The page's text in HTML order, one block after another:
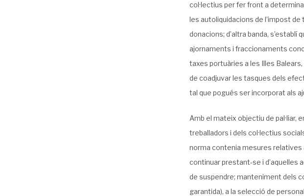
col·lectius per fer front a
les autoliquidacions de l’impost
donacions; d’altra banda,
ajornaments i fraccionaments
taxes portuàries a les Illes
de coadjuvar les tasques dels
tal que pogués ser incorporat als
Amb el mateix objectiu de pal·liar,
treballadors i dels col·lectius
norma contenia mesures
continuar prestant-se i d’aquelles
de suspendre; manteniment dels
garantida), a la selecció de